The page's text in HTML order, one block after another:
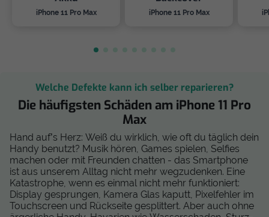
iPhone 11 Pro Max iPhone 11 Pro Max
Welche Defekte kann ich selber reparieren?
Die häufigsten Schäden am iPhone 11 Pro
Max
Hand auf’s Herz: Weiß du wirklich, wie oft du täglich dein
Handy benutzt? Musik hören, Games spielen, Selfies
machen oder mit Freunden chatten - das Smartphone
ist aus unserem Alltag nicht mehr wegzudenken. Eine
Katastrophe, wenn es einmal nicht mehr funktioniert:
Display gesprungen, Kamera Glas kaputt, Pixelfehler im
Touchscreen und Rückseite gesplittert. Aber auch ohne